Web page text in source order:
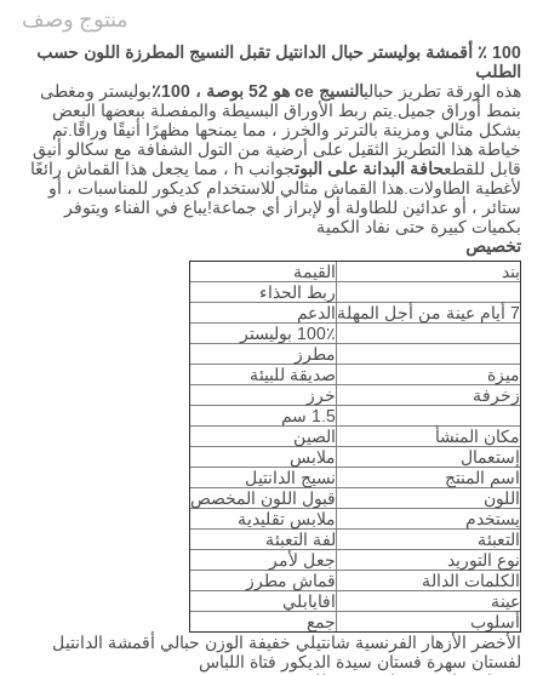
منتوج وصف
100 ٪ أقمشة بوليستر حبال الدانتيل تقبل النسيج المطرزة اللون حسب
الطلب
هذه الورقة تطريز حباليالنسيج ce هو 52 بوصة ، 100٪
بوليستر ومغطى
بنمط أوراق جميل.يتم ربط الأوراق البسيطة والمفصلة ببعضها البعض
بشكل مثالي ومزينة بالترتر والخرز ، مما يمنحها مظهرًا أنيقًا وراقًا.تم
خياطة هذا التطريز الثقيل على أرضية من التول الشفافة مع سكالو أنيق
قابل للقطعحافة البدانة على البوت
جوانب h ، مما يجعل هذا القماش رائعًا
لأغطية الطاولات.هذا القماش مثالي للاستخدام كديكور للمناسبات ، أو
ستائر ، أو عدائين للطاولة أو لإبراز أي جماعة!يباع في الفناء ويتوفر
بكميات كبيرة حتى نفاد الكمية
تخصيص
بند
القيمة
ربط الحذاء
7 أيام عينة من أجل المهلة
الدعم
100٪ بوليستر
مطرز
ميزة
صديقة للبيئة
زخرفة
خرز
1.5 سم
مكان المنشأ
الصين
إستعمال
ملابس
اسم المنتج
نسيج الدانتيل
اللون
قبول اللون المخصص
يستخدم
ملابس تقليدية
التعبئة
لفة التعبئة
نوع التوريد
جعل لأمر
الكلمات الدالة
قماش مطرز
عينة
افايابلي
أسلوب
جمع
الأخضر الأزهار الفرنسية شانتيلي خفيفة الوزن حبالي أقمشة الدانتيل
لفستان سهرة فستان سيدة الديكور فتاة اللباس